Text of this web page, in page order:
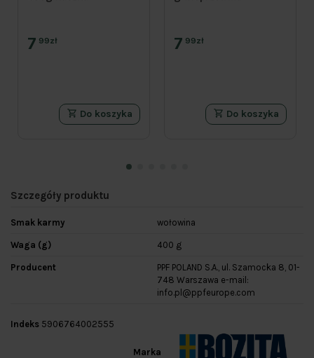
7 99zł
Do koszyka
7 99zł
Do koszyka
Szczegóły produktu
Smak karmy wołowina
Waga (g) 400 g
Producent
PPF POLAND S.A., ul. Szamocka 8, 01-
748 Warszawa e-mail:
info.pl@ppfeurope.com
Marka
Indeks 5906764002555